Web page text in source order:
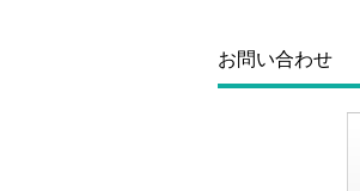
お問い合わせ